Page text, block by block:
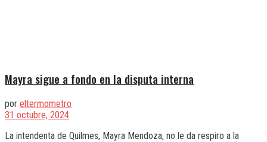
Mayra sigue a fondo en la disputa interna
por eltermometro
31 octubre, 2024
La intendenta de Quilmes, Mayra Mendoza, no le da respiro a la